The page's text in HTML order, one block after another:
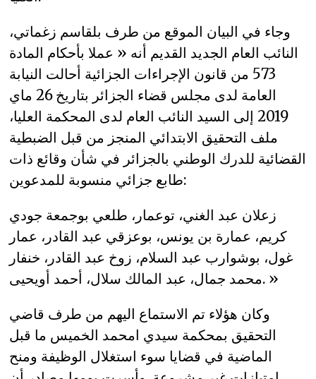
وجاء في البيان الموقع من طرف بلقاسم زغماتي،
النائب العام الجديد القديم أنه « عملا بأحكام المادة
573 من قانون الإجراءات الجزائية أحالت النيابة
العامة لدى مجلس قضاء الجزائر بتاريخ 26 ماي
2019 إلى السيد النائب العام لدى المحكمة العليا،
ملف التحقيق الابتدائي المنجز من قبل الضبطية
القضائية للدرك الوطني بالجزائر في شأن وقائع ذات
طابع جزائي منسوبة للمدعوين:
زعلان عبد الغني، توعمار، طلعي بوجمعة جودي
كريم، عمارة بن يونس، بوعزقي عبد القادر، عمار
غول، بوشوارب عبد السلام، زوخ عبد القادر، خنفار
محمد جمال، عبد المالك سلال، أحمد أويحيى. »
وكان هؤلاء تم الاستماع اليهم من طرف قاضي
التحقيق بمحكمة سيدي امحمد الخميس ما قبل
الماضية في قضايا سوء استغلال الوظيفة ومنح